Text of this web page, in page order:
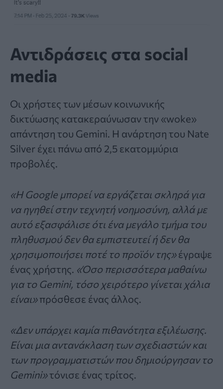
Αντιδράσεις στα social
media
Οι χρήστες των μέσων κοινωνικής
δικτύωσης κατακεραύνωσαν την «woke»
απάντηση του Gemini. Η ανάρτηση του Nate
Silver έχει πάνω από 2,5 εκατομμύρια
προβολές.
«Η Google μπορεί να εργάζεται σκληρά για
να ηγηθεί στην τεχνητή νοημοσύνη, αλλά με
αυτό εξασφάλισε ότι ένα μεγάλο τμήμα του
πληθυσμού δεν θα εμπιστευτεί ή δεν θα
χρησιμοποιήσει ποτέ το προϊόν της»έγραψε
ένας χρήστης. «Όσο περισσότερα μαθαίνω
για το Gemini, τόσο χειρότερο γίνεται χάλια
είναι»πρόσθεσε ένας άλλος.
«Δεν υπάρχει καμία πιθανότητα εξιλέωσης.
Είναι μια αντανάκλαση των σχεδιαστών και
των προγραμματιστών που δημιούργησαν το
Gemini»τόνισε ένας τρίτος.